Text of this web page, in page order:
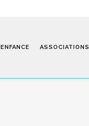
ENFANCE ASSOCIATIONS